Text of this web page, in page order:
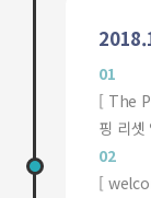
01
[ The
핑 리셋
02
[